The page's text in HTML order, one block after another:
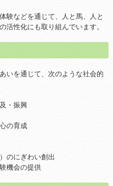
験などを通じて、人と馬、人と
活性化にも取り組んでいます。
いを通じて、次のような社会的
・振興
の育成
のにぎわい創出
機会の提供